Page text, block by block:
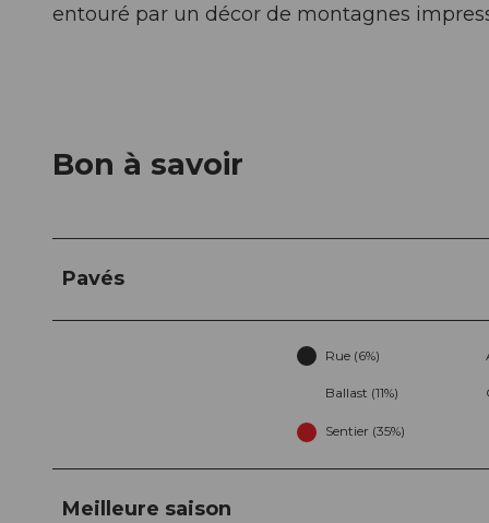
entouré par un décor de montagnes
Bon à savoir
Pavés
Rue (6%)
Ballast (11%)
Sentier (35%)
Meilleure saison